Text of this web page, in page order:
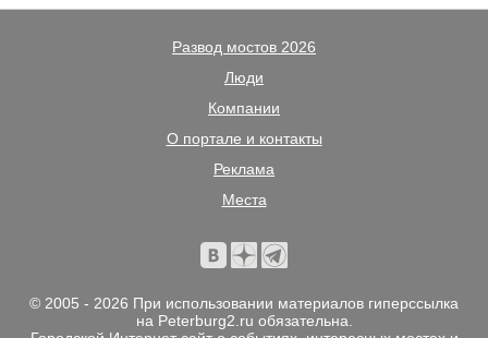
Развод мостов 2026
Люди
Компании
О портале и контакты
Реклама
Места
© 2005 - 2026 При использовании материалов гиперссылка
на Peterburg2.ru обязательна.